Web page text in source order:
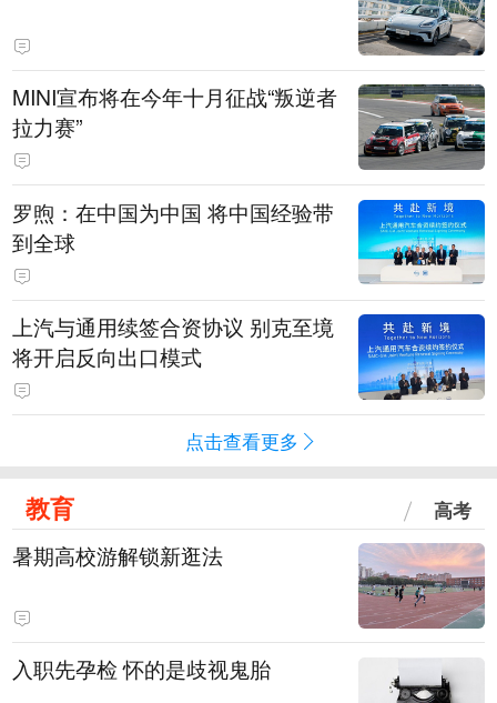
MINI宣布将在今年十月征战“叛逆者
拉力赛”
罗煦：在中国为中国 将中国经验带
到全球
上汽与通用续签合资协议 别克至境
将开启反向出口模式
点击查看更多
教育 高考
暑期高校游解锁新逛法
入职先孕检 怀的是歧视鬼胎